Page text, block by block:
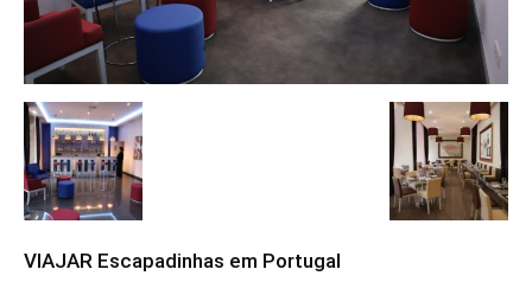
VIAJAR Escapadinhas em Portugal